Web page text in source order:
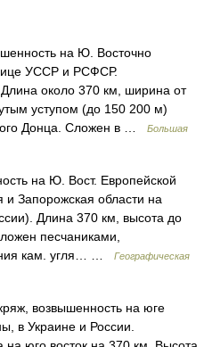
на Ю. Восточно
УССР и РСФСР.
около 370 км, ширина от
уступом (до 150 200 м)
Донца. Сложен в …
Большая
на Ю. Вост. Европейской
и Запорожская области на
Длина 370 км, высота до
песчаниками,
кам. угля… …
Географическая
возвышенность на юге
в Украине и России.